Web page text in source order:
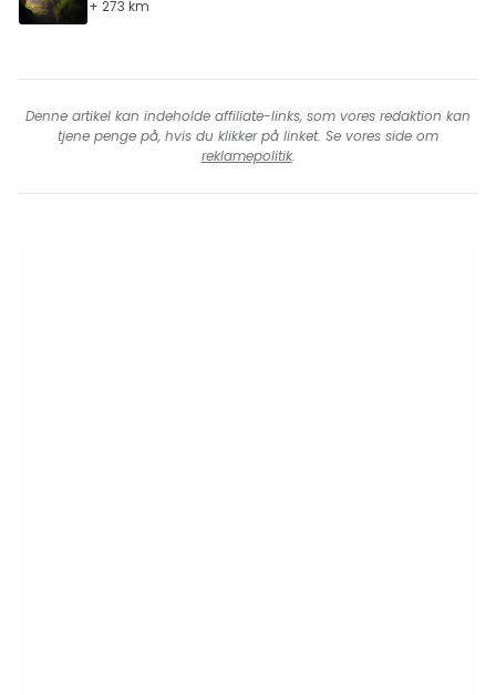
+ 273 km
Denne artikel kan indeholde affiliate-links, som vores redaktion kan
tjene penge på, hvis du klikker på linket. Se vores side om
reklamepolitik.